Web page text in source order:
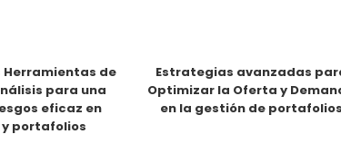
Herramientas de
para una
eficaz en
portafolios
Estrategias avanzadas
Optimizar la Oferta y
en la gestión de portafolios